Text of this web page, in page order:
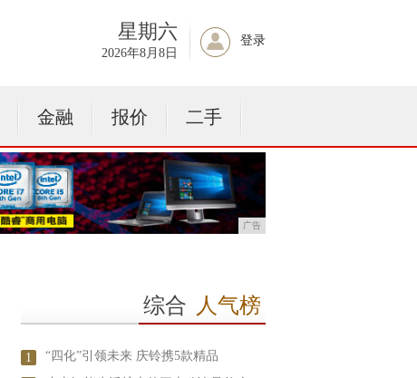
星期六
2026年8月8日
登录
金融 报价 二手
广告
综合 人气榜
1 “四化”引领未来 庆铃携5款精品